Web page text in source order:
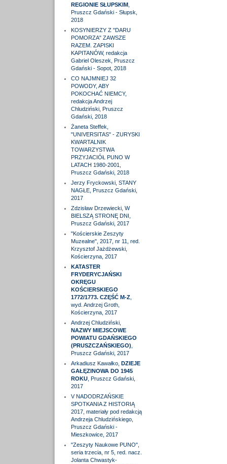
REGIONIE SŁUPSKIM,
Pruszcz Gdański - Słupsk,
2018
KOSYNIERZY Z "DARU
POMORZA" ZAWSZE
RAZEM. ZAPISKI
KAPITANÓW, redakcja
Gabriel Oleszek, Pruszcz
Gdański - Sopot, 2018
CO NAJMNIEJ 32
POWODY, ABY
POKOCHAĆ NIEMCY,
redakcja Andrzej
Chludziński, Pruszcz
Gdański, 2018
Żaneta Steffek,
"UNIVERSITAS" - ZURYSKI
KWARTALNIK
TOWARZYSTWA
PRZYJACIÓŁ PUNO W
LATACH 1980-2001,
Pruszcz Gdański, 2018
Jerzy Fryckowski, STANY
NAGŁE, Pruszcz Gdański,
2017
Zdzisław Drzewiecki, W
BIELSZĄ STRONĘ DNI,
Pruszcz Gdański, 2017
"Kościerskie Zeszyty
Muzealne", 2017, nr 11, red.
Krzysztof Jażdżewski,
Kościerzyna, 2017
KATASTER
FRYDERYCJAŃSKI
OKRĘGU
KOŚCIERSKIEGO
1772/1773. CZĘŚĆ M-Z,
wyd. Andrzej Groth,
Kościerzyna, 2017
Andrzej Chludziński,
NAZWY MIEJSCOWE
POWIATU GDAŃSKIEGO
(PRUSZCZAŃSKIEGO)
Pruszcz Gdański, 2017
Arkadiusz Kawałko, DZIEJE
GAŁĘZINOWA DO 1945
ROKU, Pruszcz Gdański,
2017
V NADODRZAŃSKIE
SPOTKANIA Z HISTORIĄ
2017, materiały pod redakcją
Andrzeja Chludzińskiego,
Pruszcz Gdański -
Mieszkowice, 2017
"Zeszyty Naukowe PUNO",
seria trzecia, nr 5, red. nacz.
Jolanta Chwastyk-